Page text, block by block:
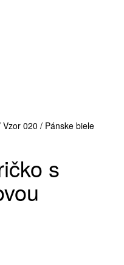
Vzor 020 / Pánske biele
s